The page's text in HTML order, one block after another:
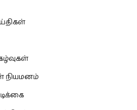
நியமனம்